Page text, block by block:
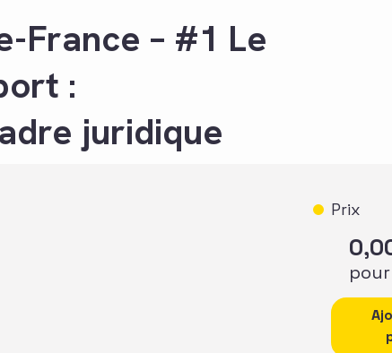
France – #1 Le
:
juridique
Prix
quantité